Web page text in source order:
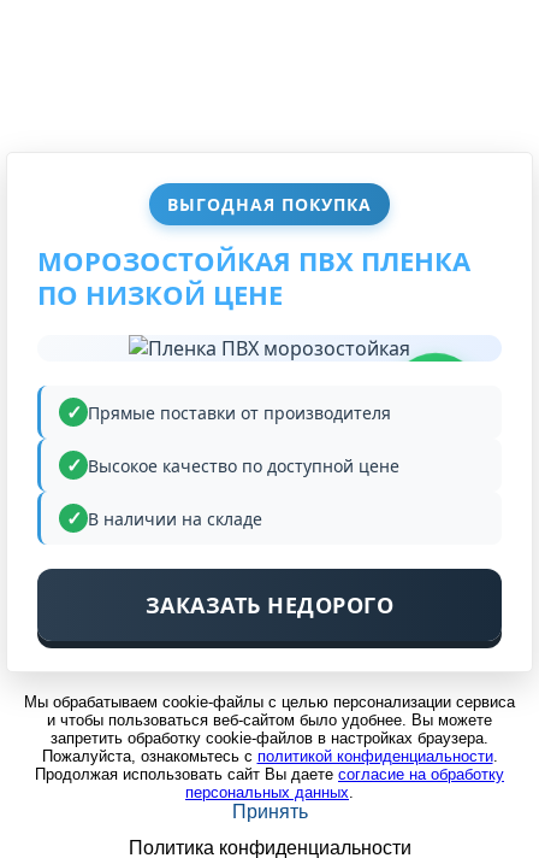
ВЫГОДНАЯ ПОКУПКА
МОРОЗОСТОЙКАЯ ПВХ ПЛЕНКА
ПО НИЗКОЙ ЦЕНЕ
Прямые поставки от производителя
Высокое качество по доступной цене
В наличии на складе
ЗАКАЗАТЬ НЕДОРОГО
Мы обрабатываем cookie-файлы с целью персонализации сервиса
и чтобы пользоваться веб-сайтом было удобнее. Вы можете
запретить обработку cookie-файлов в настройках браузера.
Пожалуйста, ознакомьтесь с политикой конфиденциальности.
Продолжая использовать сайт Вы даете согласие на обработку
персональных данных.
Принять
Политика конфиденциальности